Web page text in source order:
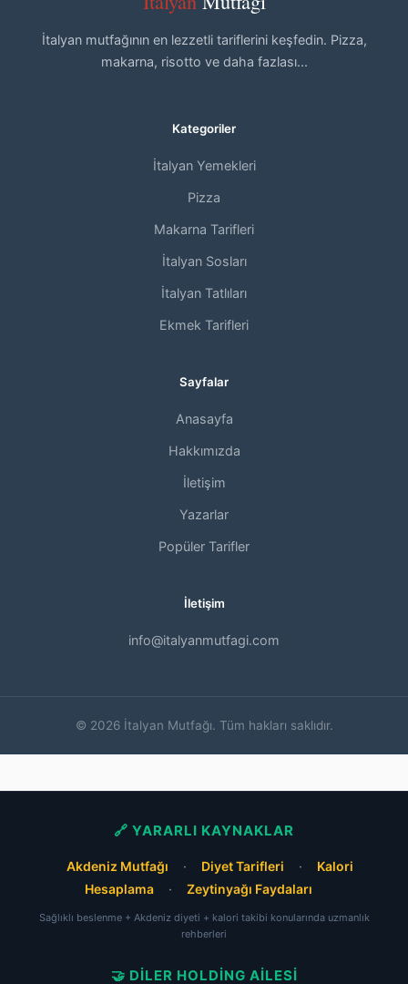
İtalyan mutfağının en lezzetli tariflerini keşfedin. Pizza,
makarna, risotto ve daha fazlası...
Kategoriler
İtalyan Yemekleri
Pizza
Makarna Tarifleri
İtalyan Sosları
İtalyan Tatlıları
Ekmek Tarifleri
Sayfalar
Anasayfa
Hakkımızda
İletişim
Yazarlar
Popüler Tarifler
İletişim
info@italyanmutfagi.com
© 2026 İtalyan Mutfağı. Tüm hakları saklıdır.
🔗 YARARLI KAYNAKLAR
Akdeniz Mutfağı · Diyet Tarifleri ·
Kalori
Hesaplama
· Zeytinyağı Faydaları
Sağlıklı beslenme + Akdeniz diyeti + kalori takibi konularında uzmanlık
rehberleri
🤝 DILER HOLDING AILESI